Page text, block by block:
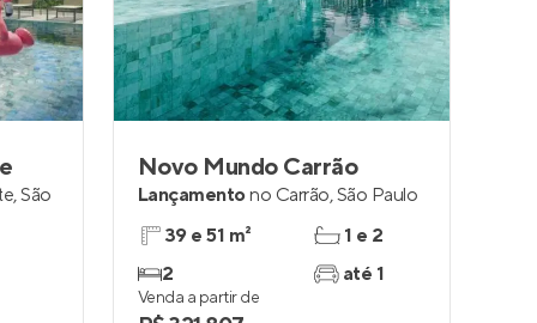
,São
Novo Mundo Carrão
Lançamentono Carrão,São Paulo
39 e 51 m²
2
1 e 2
até 1
Venda a partir de